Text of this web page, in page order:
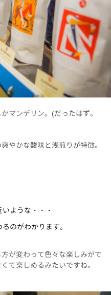
マンデリン。(だったはず。
やかな酸味と浅煎りが特徴。
ような・・・
のがわかります。
が変わって色々な楽しみがで
て楽しめるみたいですね。